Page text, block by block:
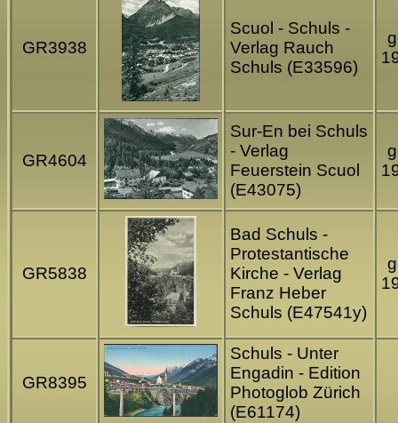
GR3938
Scuol - Schuls -
Verlag Rauch
Schuls (E33596)
GR4604
Sur-En bei Schuls
- Verlag
Feuerstein Scuol
(E43075)
GR5838
Bad Schuls -
Protestantische
Kirche - Verlag
Franz Heber
Schuls (E47541y)
GR8395
Schuls - Unter
Engadin - Edition
Photoglob Zürich
(E61174)